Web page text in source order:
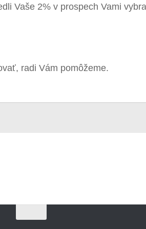
Vaše 2% v prospech Vami
radi Vám pomôžeme.